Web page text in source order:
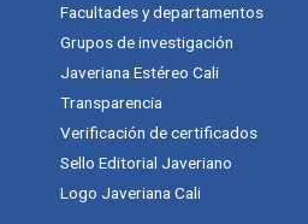
Facultades y departamentos
Grupos de investigación
Javeriana Estéreo Cali
Transparencia
Verificación de certificados
Sello Editorial Javeriano
Logo Javeriana Cali